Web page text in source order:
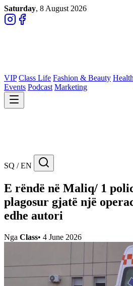
Saturday, 8 August 2026
VIP Class Life Fashion & Beauty Health
Events Podcast Marketing
SQ / EN
E rëndë në Maliq/ 1
plagosur gjatë një
edhe autori
Nga Class• 4 June 2026